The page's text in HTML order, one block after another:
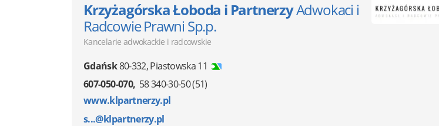
Krzyżagórska Łoboda i PartnerzyAdwokaci i
Radcowie Prawni Sp.p.
Kancelarie adwokackie i radcowskie
Gdańsk80-332,Piastowska 11
607-050-070 58 340-30-50 (51)
www.klpartnerzy.pl
s...@klpartnerzy.pl